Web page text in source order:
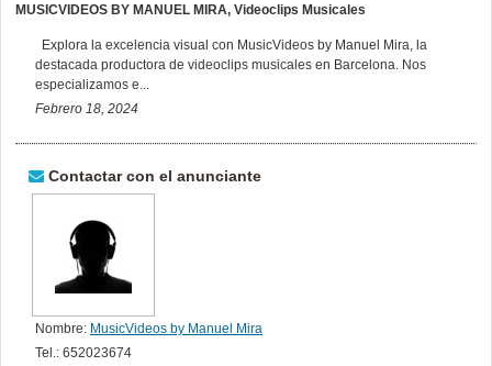
MUSICVIDEOS BY MANUEL MIRA, Videoclips Musicales
Explora la excelencia visual con MusicVideos by Manuel Mira, la
destacada productora de videoclips musicales en Barcelona. Nos
especializamos e...
Febrero 18, 2024
Contactar con el anunciante
Nombre: MusicVideos by Manuel Mira
Tel.: 652023674